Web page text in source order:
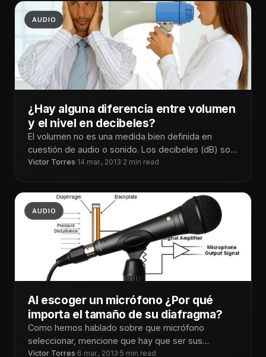
AUDIO
¿Hay alguna diferencia entre volumen
y el nivel en decibeles?
El volumen no es una medida bien definida en
cuestión de audio o sonido. Los decibeles (dB) son
lo que
Victor Torres·14 mar., 2013·2 min read
AUDIO
Al escoger un micrófono ¿Por qué
importa el tamaño de su diafragma?
Como hemos hablado sobre que micrófono
seleccionar, mencione que hay que ser sus
propiedades y esto también incluye el tamaño
Victor Torres·6 mar., 2013·5 min read